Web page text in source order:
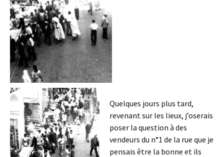
Quelques jours plus tard,
revenant sur les lieux, j’oserais
poser la question à des
vendeurs du n°1 de la rue que je
pensais être la bonne et ils